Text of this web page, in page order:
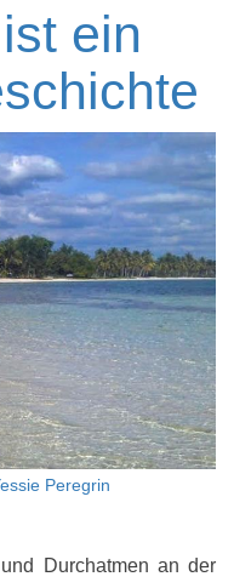
ein
Peregrin
Durchatmen an der